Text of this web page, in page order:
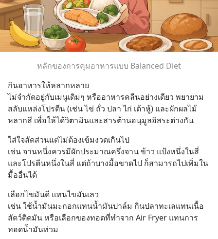
หลักของการคุมอาหารแบบ Balanced Diet
กินอาหารให้หลากหลาย
ไม่จำกัดอยู่กับเมนูเดิมๆ หรืออาหารคลีนอย่างเดียว พยายาม
สลับแหล่งโปรตีน (เช่น ไข่ ถั่ว ปลา ไก่ เต้าหู้) และผักผลไม้
หลากสี เพื่อให้ได้วิตามินและสารต้านอนุมูลอิสระต่างกัน
ใส่ใจสัดส่วนแต่ไม่ต้องเข้มงวดเกินไป
เช่น จานหนึ่งควรมีผักประมาณครึ่งจาน ข้าว แป้งหนึ่งในสี่
และโปรตีนหนึ่งในสี่ แต่ถ้าบางมื้อขาดไป ก็สามารถไปเพิ่มใน
มื้ออื่นได้
เลือกไขมันดี แทนไขมันเลว
เช่น ใช้น้ำมันมะกอกแทนน้ำมันปาล์ม กินปลาทะเลแทนเนื้อ
สัตว์ติดมัน หรือเลือกของทอดที่ทำจาก Air Fryer แทนการ
ทอดน้ำมันท่วม